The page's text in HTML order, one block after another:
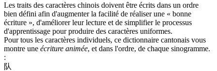
Les traits des caractères chinois doivent être écrits dans un ordre
bien défini afin d'augmenter la facilité de réaliser une « bonne
écriture », d'améliorer leur lecture et de simplifier le processus
d'apprentissage pour produire des caractères uniformes.
Pour tous les caractères individuels, ce dictionnaire cantonais vous
montre une écriture animée, et dans l'ordre, de chaque sinogramme.
:
队